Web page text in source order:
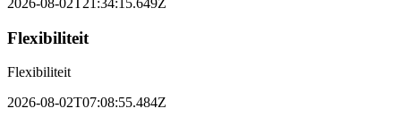
Flexibiliteit
Flexibiliteit
2026-08-02T07:08:55.484Z